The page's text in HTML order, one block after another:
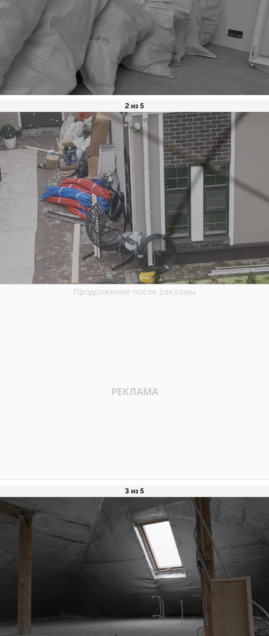
2 из 5
3 из 5